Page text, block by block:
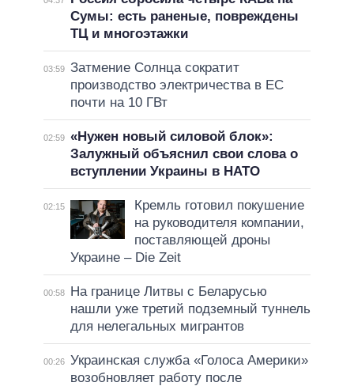
Сумы: есть раненые, повреждены
ТЦ и многоэтажки
03:59 Затмение Солнца сократит
производство электричества в ЕС
почти на 10 ГВт
02:59 «Нужен новый силовой блок»:
Залужный объяснил свои слова о
вступлении Украины в НАТО
02:15
Кремль готовил покушение
на руководителя компании,
поставляющей дроны
Украине – Die Zeit
00:58
На границе Литвы с Беларусью
нашли уже третий подземный туннель
для нелегальных мигрантов
00:26 Украинская служба «Голоса Америки»
возобновляет работу после